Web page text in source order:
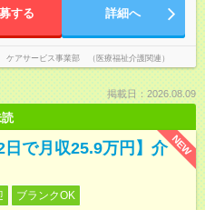
する 詳細へ
ケアサービス事業部 （医療福祉介護関連）
掲載日：2026.08.09
NEW
で月収25.9万円】介
ブランクOK